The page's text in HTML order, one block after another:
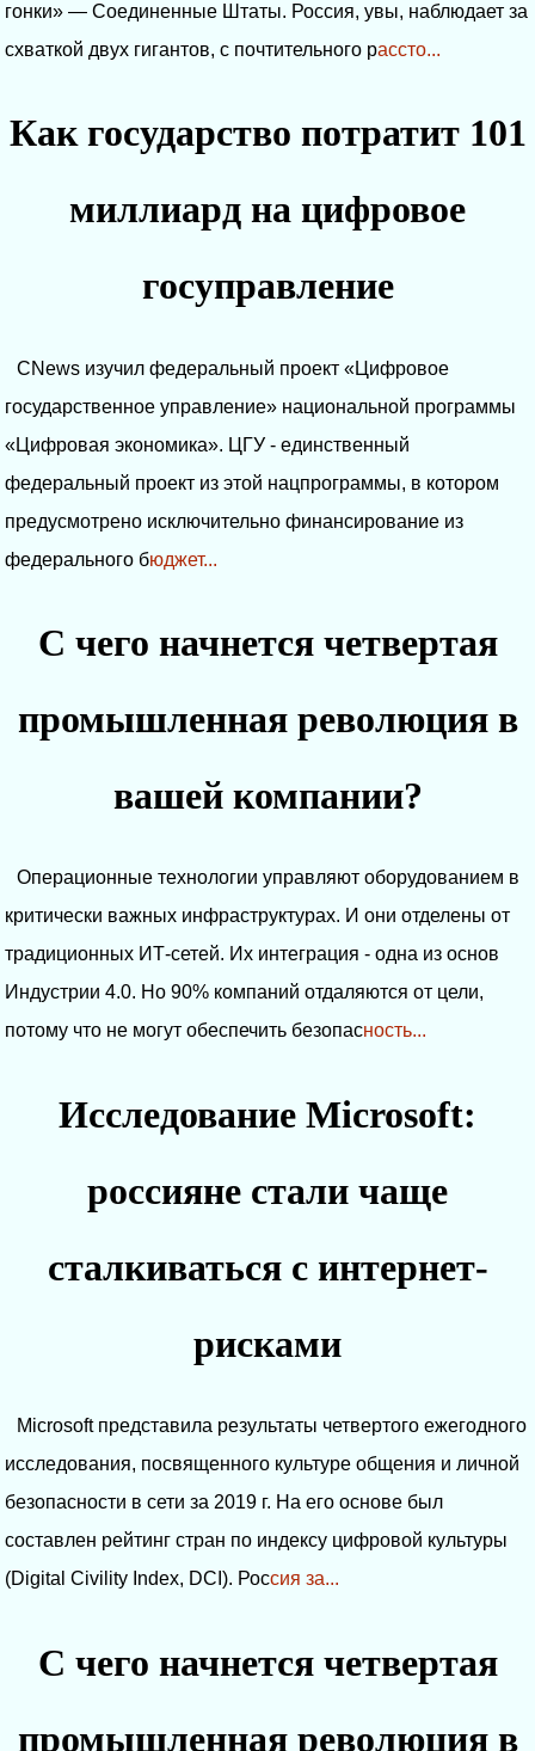
гонки» — Соединенные Штаты. Россия, увы, наблюдает за
схваткой двух гигантов, с почтительного рассто...
Как государство потратит 101
миллиард на цифровое
госуправление
CNews изучил федеральный проект «Цифровое
государственное управление» национальной программы
«Цифровая экономика». ЦГУ - единственный
федеральный проект из этой нацпрограммы, в котором
предусмотрено исключительно финансирование из
федерального бюджет...
С чего начнется четвертая
промышленная революция в
вашей компании?
Операционные технологии управляют оборудованием в
критически важных инфраструктурах. И они отделены от
традиционных ИТ-сетей. Их интеграция - одна из основ
Индустрии 4.0. Но 90% компаний отдаляются от цели,
потому что не могут обеспечить безопасность...
Исследование Microsoft:
россияне стали чаще
сталкиваться с интернет-
рисками
Microsoft представила результаты четвертого ежегодного
исследования, посвященного культуре общения и личной
безопасности в сети за 2019 г. На его основе был
составлен рейтинг стран по индексу цифровой культуры
(Digital Civility Index, DCI). Россия за...
С чего начнется четвертая
промышленная революция в